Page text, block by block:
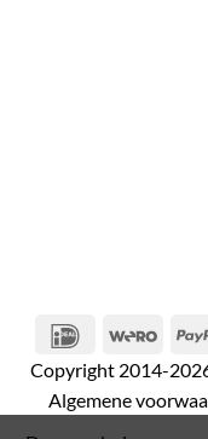
IDeal Wero
Copyright 2014-
Algemene